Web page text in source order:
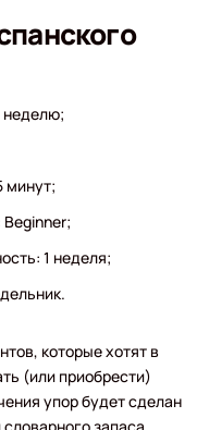
неделю;
минут;
1 неделя;
которые хотят в
(или приобрести)
упор будет сделан